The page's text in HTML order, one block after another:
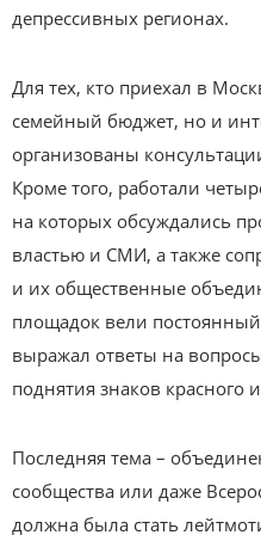
депрессивных регионах.
Для тех, кто приехал в
семейный бюджет, но и
организованы
Кроме того, работали
на которых обсуждались
властью и СМИ, а также
и их общественные
площадок вели
выражал ответы на
поднятия знаков красного
Последняя тема –
сообщества или даже
должна была стать